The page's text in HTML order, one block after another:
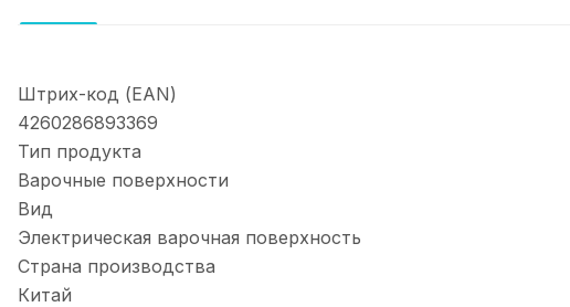
Штрих-код (EAN)
4260286893369
Тип продукта
Варочные поверхности
Вид
Электрическая варочная поверхность
Страна производства
Китай